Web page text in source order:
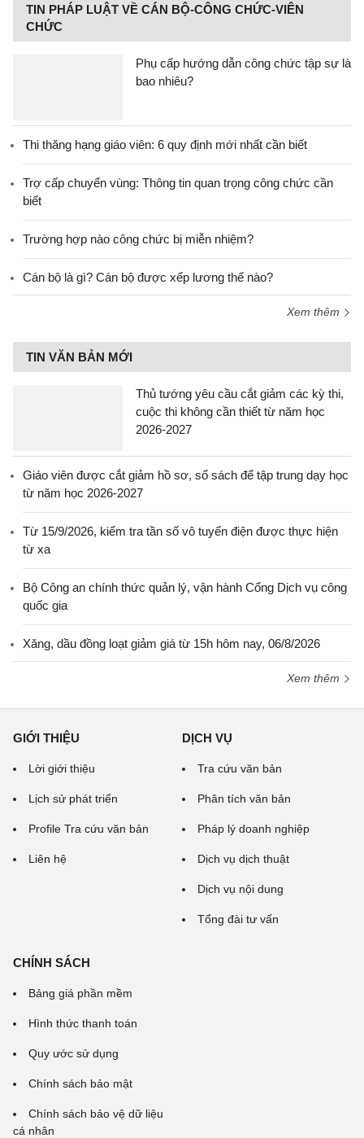
TIN PHÁP LUẬT VỀ CÁN BỘ-CÔNG CHỨC-VIÊN
CHỨC
Phụ cấp hướng dẫn công chức tập sự là
bao nhiêu?
Thi thăng hạng giáo viên: 6 quy định mới nhất cần biết
Trợ cấp chuyển vùng: Thông tin quan trọng công chức cần
biết
Trường hợp nào công chức bị miễn nhiệm?
Cán bộ là gì? Cán bộ được xếp lương thế nào?
Xem thêm
TIN VĂN BẢN MỚI
Thủ tướng yêu cầu cắt giảm các kỳ thi,
cuộc thi không cần thiết từ năm học
2026-2027
Giáo viên được cắt giảm hồ sơ, sổ sách để tập trung dạy học
từ năm học 2026-2027
Từ 15/9/2026, kiểm tra tần số vô tuyến điện được thực hiện
từ xa
Bộ Công an chính thức quản lý, vận hành Cổng Dịch vụ công
quốc gia
Xăng, dầu đồng loạt giảm giá từ 15h hôm nay, 06/8/2026
Xem thêm
GIỚI THIỆU
Lời giới thiệu
Lịch sử phát triển
Profile Tra cứu văn bản
Liên hệ
DỊCH VỤ
Tra cứu văn bản
Phân tích văn bản
Pháp lý doanh nghiệp
Dịch vụ dịch thuật
Dịch vụ nội dung
Tổng đài tư vấn
CHÍNH SÁCH
Bảng giá phần mềm
Hình thức thanh toán
Quy ước sử dụng
Chính sách bảo mật
Chính sách bảo vệ dữ liệu
cá nhân